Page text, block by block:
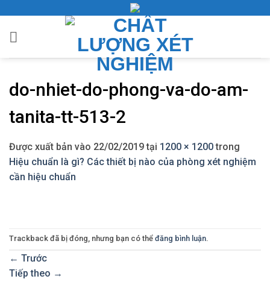
nội
do-nhiet-do-phong-va-do-am-
tanita-tt-513-2
Được xuất bản vào 22/02/2019tại 1200 × 1200trong
Hiệu chuẩn là gì? Các thiết bị nào của phòng xét nghiệm
cần hiệu chuẩn
Trackback đã bị đóng, nhưng bạn có thể đăng bình luận.
← Trước
Tiếp theo →